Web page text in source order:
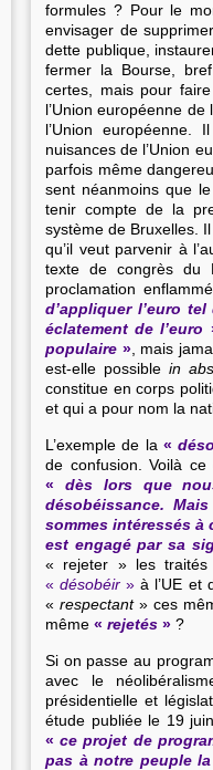
formules ? Pour le
envisager de
dette publique,
fermer la Bourse,
certes, mais pour
l’Union européenne
l’Union européenne.
nuisances de l’Union
parfois même
sent néanmoins que
tenir compte de la
système de Bruxelles.
qu’il veut parvenir à
texte de congrès du
proclamation
d’appliquer l’euro tel
éclatement de l’euro
populaire », mais
est-elle possible in
constitue en corps
et qui a pour nom la
L’exemple de la «
de confusion. Voilà
« dès lors que
désobéissance.
sommes intéressés à
est engagé par sa
« rejeter » les traités
«désobéir » à l’UE et
« respectant» ces
même « rejetés » ?
Si on passe au
avec le
présidentielle et
étude publiée le 19
«ce projet de
pas à notre peuple